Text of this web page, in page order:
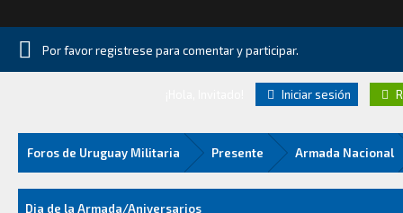
Por favor registrese para comentar y participar.
Iniciar sesión
Foros de Uruguay Militaria Presente Armada Nacional
Dia de la Armada/Aniversarios